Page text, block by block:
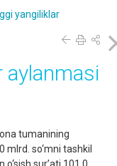
yangiliklar
aylanmasi
tumanining
so‘mni tashkil